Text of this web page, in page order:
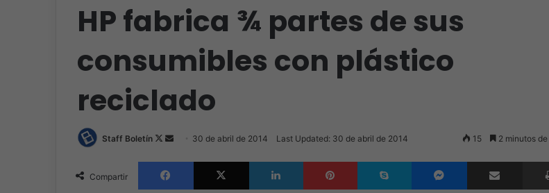
HP fabrica ¾ partes de sus
consumibles con plástico
reciclado
Staff Boletín
Follow
X
Send 30 de abril de 2014 Last Updated: 30 de abril de 2014 15 2 minutos de
Compartir
Facebook X LinkedIn Pinterest Skype Messenger Compartir por